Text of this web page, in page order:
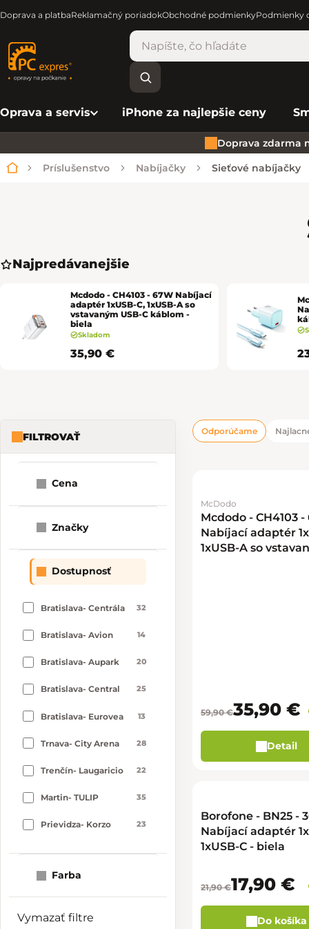
Doprava a platbaReklamačný poriadokObchodné podmienkyPodmienky
Oprava a servis iPhone za najlepšie ceny
Doprava zdarma
Domov
Príslušenstvo Nabíjačky Sieťové nabíjačky
Najpredávanejšie
Mcdodo - CH4103 - 67W Nabíjací
adaptér 1xUSB-C, 1xUSB-A so
vstavaným USB-C káblom -
biela
Skladom
35,90 €
Bočný panel
FILTROVAŤ
Cena
Značky
Dostupnosť
Bratislava- Centrála 32
Bratislava- Avion 14
Bratislava- Aupark 20
Bratislava- Central 25
Bratislava- Eurovea 13
Trnava- City Arena 28
Trenčín- Laugaricio 22
Martin- TULIP 35
Prievidza- Korzo 23
Žilina- Aupark 37
Nitra- MLYNY
Farba
Vymazať filtre
Radenie
Odporúčame
Výpis
McDodo
Mcdodo - CH4103 -
Nabíjací adaptér
1xUSB-A so
59,90 €35,90 €
Detail
Borofone - BN25 -
Nabíjací adaptér
1xUSB-C - biela
21,90 €17,90 €
Do košíka